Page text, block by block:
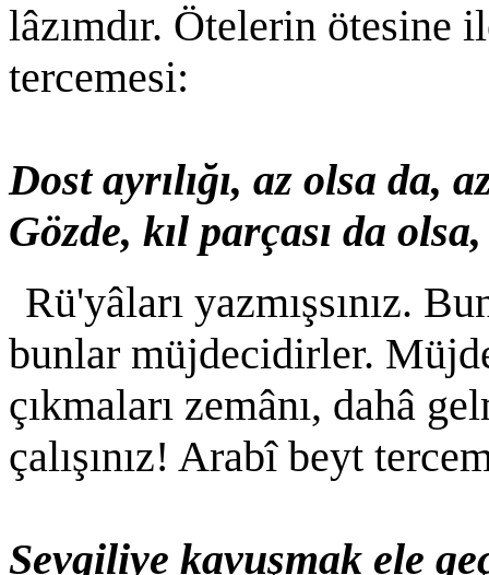
lâzımdır. Ötelerin
tercemesi:
Dost ayrılığı, az olsa da,
Gözde, kıl parçası da
Rü'yâları yazmışsınız.
bunlar müjdecidirler.
çıkmaları zemânı, dahâ
çalışınız! Arabî beyt
Sevgiliye kavuşmak ele